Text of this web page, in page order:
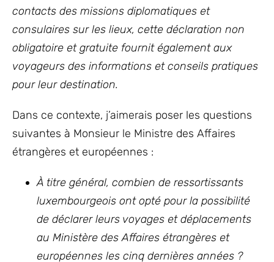
contacts des missions diplomatiques et
consulaires sur les lieux, cette déclaration non
obligatoire et gratuite fournit également aux
voyageurs des informations et conseils pratiques
pour leur destination.
Dans ce contexte, j’aimerais poser les questions
suivantes à Monsieur le Ministre des Affaires
étrangères et européennes :
À titre général, combien de ressortissants
luxembourgeois ont opté pour la possibilité
de déclarer leurs voyages et déplacements
au Ministère des Affaires étrangères et
européennes les cinq dernières années ?